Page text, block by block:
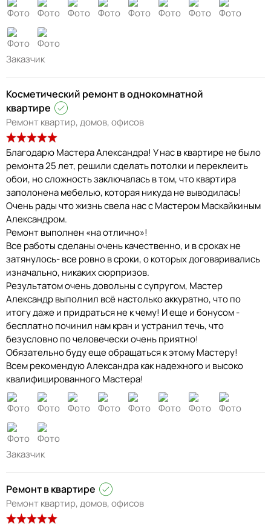
Заказчик
Косметический ремонт в однокомнатной
квартире
Ремонт квартир, домов, офисов
Благодарю Мастера Александра! У нас в квартире не было
ремонта 25 лет, решили сделать потолки и переклеить
обои, но сложность заключалась в том, что квартира
заполонена мебелью, которая никуда не выводилась!
Очень рады что жизнь свела нас с Мастером Маскайкиным
Александром.
Ремонт выполнен «на отлично»!
Все работы сделаны очень качественно, и в сроках не
затянулось- все ровно в сроки, о которых договаривались
изначально, никаких сюрпризов.
Результатом очень довольны с супругом, Мастер
Александр выполнил всё настолько аккуратно, что по
итогу даже и придраться не к чему! И еще и бонусом -
бесплатно починил нам кран и устранил течь, что
безусловно по человечески очень приятно!
Обязательно буду еще обращаться к этому Мастеру!
Всем рекомендую Александра как надежного и высоко
квалифицированного Мастера!
Заказчик
Ремонт в квартире
Ремонт квартир, домов, офисов